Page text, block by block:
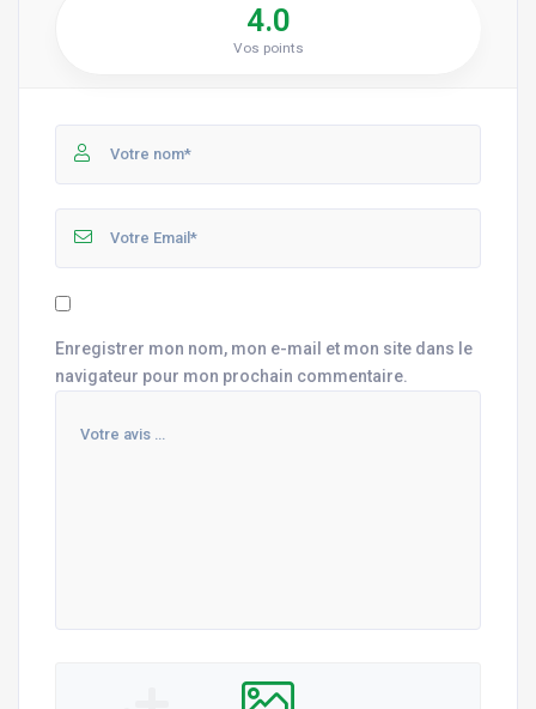
4.0
Vos points
Enregistrer mon nom, mon e-mail et mon site dans le
navigateur pour mon prochain commentaire.